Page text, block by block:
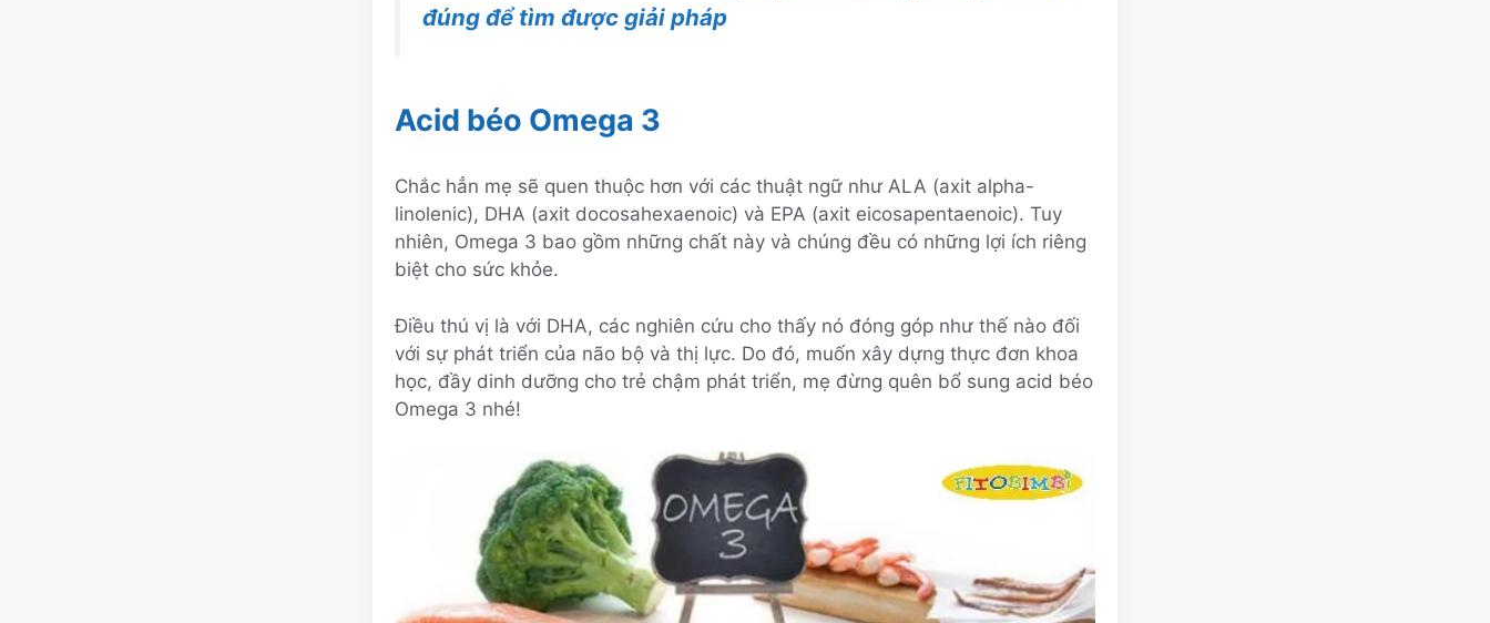
đúng để tìm được giải pháp
Acid béo Omega 3
Chắc hẳn mẹ sẽ quen thuộc hơn với các thuật ngữ như ALA (axit alpha-
linolenic), DHA (axit docosahexaenoic) và EPA (axit eicosapentaenoic). Tuy
nhiên, Omega 3 bao gồm những chất này và chúng đều có những lợi ích riêng
biệt cho sức khỏe.
Điều thú vị là với DHA, các nghiên cứu cho thấy nó đóng góp như thế nào đối
với sự phát triển của não bộ và thị lực. Do đó, muốn xây dựng thực đơn khoa
học, đầy dinh dưỡng cho trẻ chậm phát triển, mẹ đừng quên bổ sung acid béo
Omega 3 nhé!